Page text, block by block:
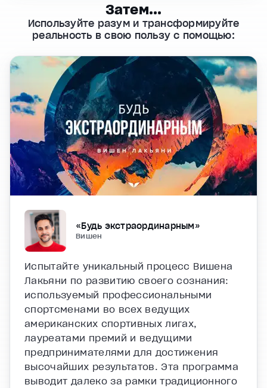
Затем...
Используйте разум и трансформируйте
реальность в свою пользу с помощью:
«Будь экстраординарным»
Вишен
Испытайте уникальный процесс Вишена
Лакьяни по развитию своего сознания:
используемый профессиональными
спортсменами во всех ведущих
американских спортивных лигах,
лауреатами премий и ведущими
предпринимателями для достижения
высочайших результатов. Эта программа
выводит далеко за рамки традиционного